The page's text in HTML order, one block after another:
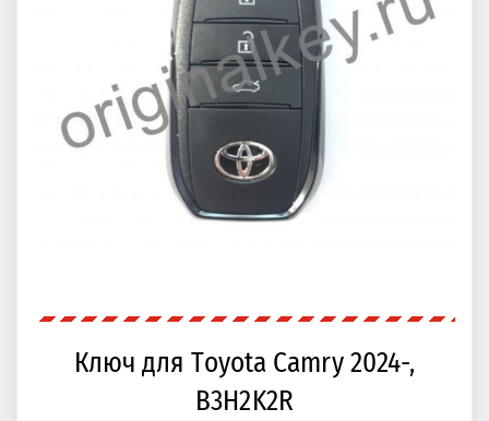
Ключ для Toyota Camry 2024-,
B3H2K2R